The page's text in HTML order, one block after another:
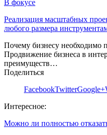
В фокусе
Реализация масштабных
любого размера
Почему бизнесу необходимо
Продвижение бизнеса в
преимуществ…
Поделиться
FacebookTwitterGoogle+
Интересное:
Можно ли полностью